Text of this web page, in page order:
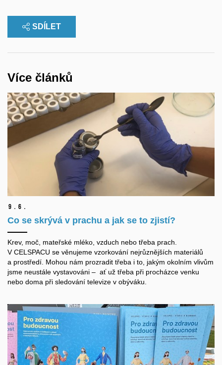
SDÍLET
Více článků
9. 6.
Co se skrývá v prachu a jak se to zjistí?
Krev, moč, mateřské mléko, vzduch nebo třeba prach.
V CELSPACU se věnujeme vzorkování nejrůznějších materiálů
a prostředí. Mohou nám prozradit třeba i to, jakým okolním vlivům
jsme neustále vystavováni – ať už třeba při procházce venku
nebo doma při sledování televize v obýváku.